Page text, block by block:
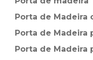
Porta de Madeira
Porta de Madeira
Porta de Madeira